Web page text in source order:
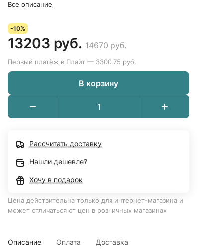
Все описание
-10%
13203 руб. 14670 руб.
Первый платёж в Плайт — 3300.75 руб.
В корзину
Рассчитать доставку
Нашли дешевле?
Хочу в подарок
Цена действительна только для интернет-магазина и
может отличаться от цен в розничных магазинах
Описание Оплата Доставка